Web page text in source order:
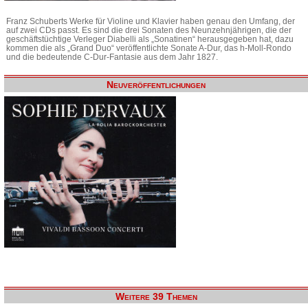
Franz Schuberts Werke für Violine und Klavier haben genau den Umfang, der
auf zwei CDs passt. Es sind die drei Sonaten des Neunzehnjährigen, die der
geschäftstüchtige Verleger Diabelli als „Sonatinen“ herausgegeben hat, dazu
kommen die als „Grand Duo“ veröffentlichte Sonate A-Dur, das h-Moll-Rondo
und die bedeutende C-Dur-Fantasie aus dem Jahr 1827.
Neuveröffentlichungen
Weitere 39 Themen